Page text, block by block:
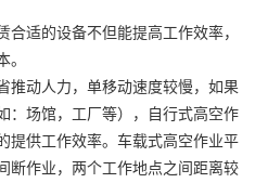
适的设备不但能提高工作效率，
推动人力，单移动速度较慢，如果
：场馆，工厂等），自行式高空作
提供工作效率。车载式高空作业平
断作业，两个工作地点之间距离较